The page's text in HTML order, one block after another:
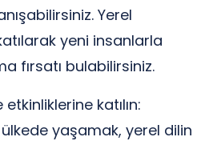
Yerel
yeni insanlarla
fırsatı bulabilirsiniz.
katılın:
yaşamak, yerel dilin